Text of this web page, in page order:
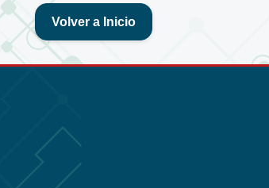
Volver a Inicio